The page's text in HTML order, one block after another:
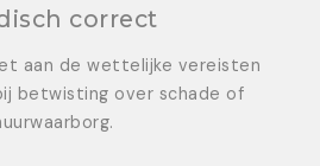
correct
aan de wettelijke vereisten
betwisting over schade of